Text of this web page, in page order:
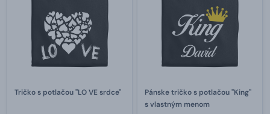
Tričko s potlačou "LO VE srdce"
Pánske tričko s potlačou "King"
s vlastným menom